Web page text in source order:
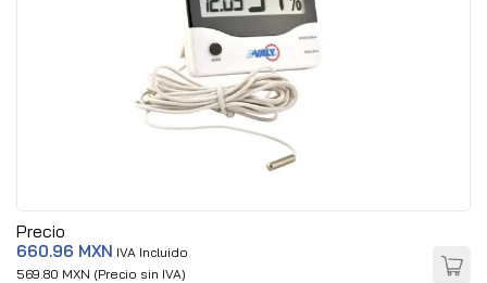
Precio
660.96 MXN IVA Incluido
569.80 MXN (Precio sin IVA)